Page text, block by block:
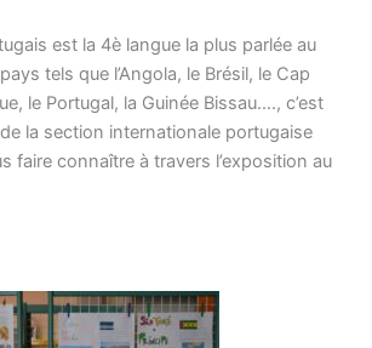
est la 4è langue la plus parlée au
tels que l’Angola, le Brésil, le Cap
le Portugal, la Guinée Bissau…., c’est
la section internationale portugaise
faire connaître à travers l’exposition au